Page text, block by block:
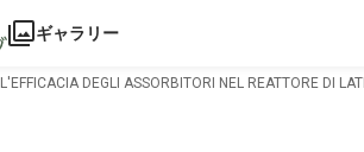
ギャラリー
L'EFFICACIA DEGLI ASSORBITORI NEL REATTORE DI